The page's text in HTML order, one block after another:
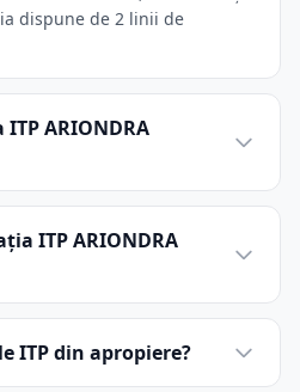
dispune de 2 linii de
ARIONDRA
ITP ARIONDRA
ITP din apropiere?